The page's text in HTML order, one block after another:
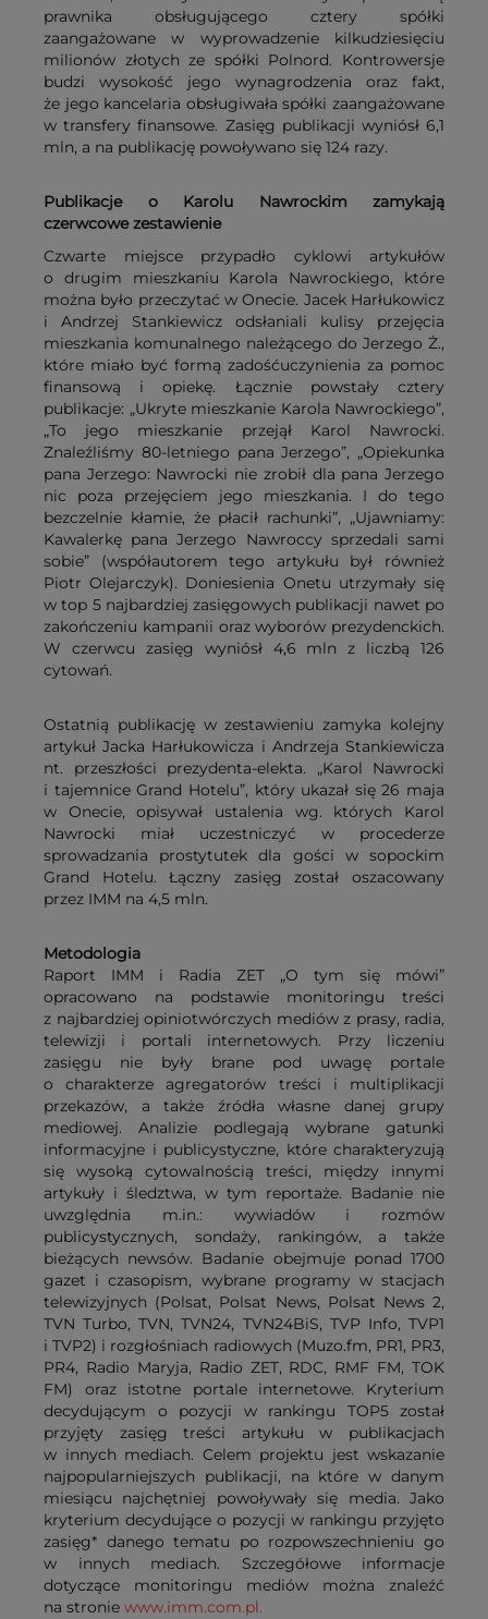
prawnika obsługującego cztery spółki
zaangażowane w wyprowadzenie kilkudziesięciu
milionów złotych ze spółki Polnord. Kontrowersje
budzi wysokość jego wynagrodzenia oraz fakt,
że jego kancelaria obsługiwała spółki zaangażowane
w transfery finansowe. Zasięg publikacji wyniósł 6,1
mln, a na publikację powoływano się 124 razy.
Publikacje o Karolu Nawrockim zamykają
czerwcowe zestawienie
Czwarte miejsce przypadło cyklowi artykułów
o drugim mieszkaniu Karola Nawrockiego, które
można było przeczytać w Onecie. Jacek Harłukowicz
i Andrzej Stankiewicz odsłaniali kulisy przejęcia
mieszkania komunalnego należącego do Jerzego Ż.,
które miało być formą zadośćuczynienia za pomoc
finansową i opiekę. Łącznie powstały cztery
publikacje: „Ukryte mieszkanie Karola Nawrockiego”,
„To jego mieszkanie przejął Karol Nawrocki.
Znaleźliśmy 80-letniego pana Jerzego”, „Opiekunka
pana Jerzego: Nawrocki nie zrobił dla pana Jerzego
nic poza przejęciem jego mieszkania. I do tego
bezczelnie kłamie, że płacił rachunki”, „Ujawniamy:
Kawalerkę pana Jerzego Nawroccy sprzedali sami
sobie” (współautorem tego artykułu był również
Piotr Olejarczyk). Doniesienia Onetu utrzymały się
w top 5 najbardziej zasięgowych publikacji nawet po
zakończeniu kampanii oraz wyborów prezydenckich.
W czerwcu zasięg wyniósł 4,6 mln z liczbą 126
cytowań.
Ostatnią publikację w zestawieniu zamyka kolejny
artykuł Jacka Harłukowicza i Andrzeja Stankiewicza
nt. przeszłości prezydenta-elekta. „Karol Nawrocki
i tajemnice Grand Hotelu”, który ukazał się 26 maja
w Onecie, opisywał ustalenia wg. których Karol
Nawrocki miał uczestniczyć w procederze
sprowadzania prostytutek dla gości w sopockim
Grand Hotelu. Łączny zasięg został oszacowany
przez IMM na 4,5 mln.
Metodologia
Raport IMM i Radia ZET „O tym się mówi”
opracowano na podstawie monitoringu treści
z najbardziej opiniotwórczych mediów z prasy, radia,
telewizji i portali internetowych. Przy liczeniu
zasięgu nie były brane pod uwagę portale
o charakterze agregatorów treści i multiplikacji
przekazów, a także źródła własne danej grupy
mediowej. Analizie podlegają wybrane gatunki
informacyjne i publicystyczne, które charakteryzują
się wysoką cytowalnością treści, między innymi
artykuły i śledztwa, w tym reportaże. Badanie nie
uwzględnia m.in.: wywiadów i rozmów
publicystycznych, sondaży, rankingów, a także
bieżących newsów. Badanie obejmuje ponad 1700
gazet i czasopism, wybrane programy w stacjach
telewizyjnych (Polsat, Polsat News, Polsat News 2,
TVN Turbo, TVN, TVN24, TVN24BiS, TVP Info, TVP1
i TVP2) i rozgłośniach radiowych (Muzo.fm, PR1, PR3,
PR4, Radio Maryja, Radio ZET, RDC, RMF FM, TOK
FM) oraz istotne portale internetowe. Kryterium
decydującym o pozycji w rankingu TOP5 został
przyjęty zasięg treści artykułu w publikacjach
w innych mediach. Celem projektu jest wskazanie
najpopularniejszych publikacji, na które w danym
miesiącu najchętniej powoływały się media. Jako
kryterium decydujące o pozycji w rankingu przyjęto
zasięg* danego tematu po rozpowszechnieniu go
w innych mediach. Szczegółowe informacje
dotyczące monitoringu mediów można znaleźć
na stronie www.imm.com.pl.